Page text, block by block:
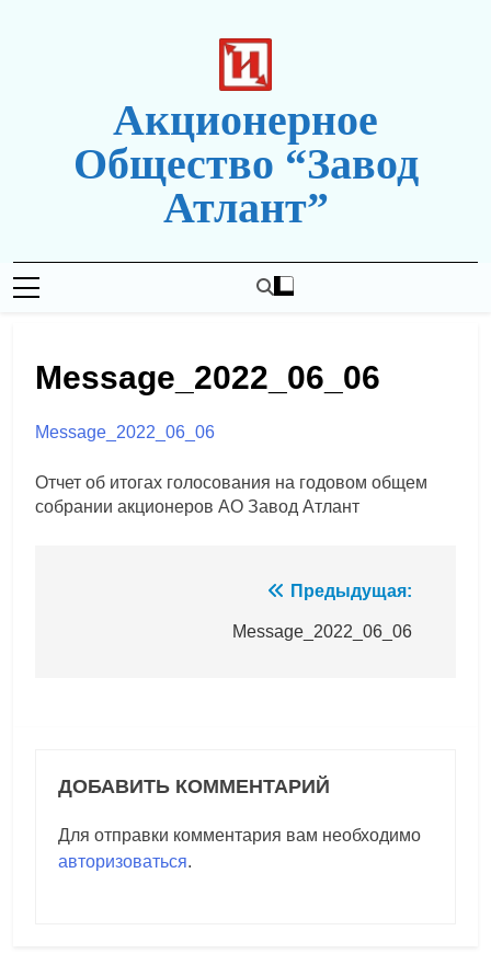
Акционерное
Общество “Завод
Атлант”
Message_2022_06_06
Message_2022_06_06
Отчет об итогах голосования на годовом общем
собрании акционеров АО Завод Атлант
Предыдущая:
Message_2022_06_06
ДОБАВИТЬ КОММЕНТАРИЙ
Для отправки комментария вам необходимо
авторизоваться.